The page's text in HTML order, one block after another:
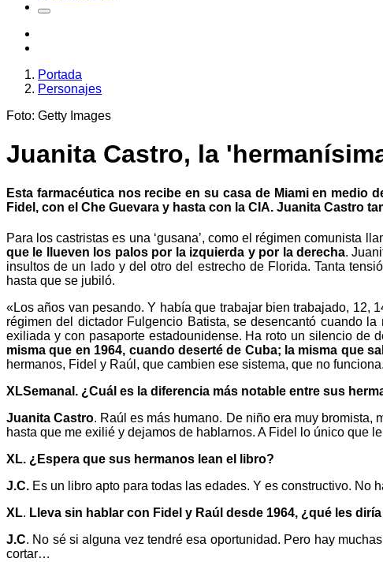
Portada
Personajes
Foto: Getty Images
Juanita Castro, la
Esta farmacéutica nos recibe en su casa de Miami en medio
Fidel, con el Che Guevara y hasta con la CIA. Juanita Castro
Para los castristas es una ‘gusana’, como el régimen comunista
que le llueven los palos por la izquierda y por la derecha.
insultos de un lado y del otro del estrecho de Florida. Tanta
hasta que se jubiló.
«Los años van pesando. Y había que trabajar bien trabajado, 12,
régimen del dictador Fulgencio Batista, se desencantó cuando
exiliada y con pasaporte estadounidense. Ha roto un silencio de
misma que en 1964, cuando deserté de Cuba; la misma que
hermanos, Fidel y Raúl, que cambien ese sistema, que no
XLSemanal. ¿Cuál es la diferencia más notable entre sus
Juanita Castro. Raúl es más humano. De niño era muy bromista,
hasta que me exilié y dejamos de hablarnos. A Fidel lo único que
XL. ¿Espera que sus hermanos lean el libro?
J.C. Es un libro apto para todas las edades. Y es constructivo. No
XL. Lleva sin hablar con Fidel y Raúl desde 1964, ¿qué les
J.C. No sé si alguna vez tendré esa oportunidad. Pero hay
cortar…